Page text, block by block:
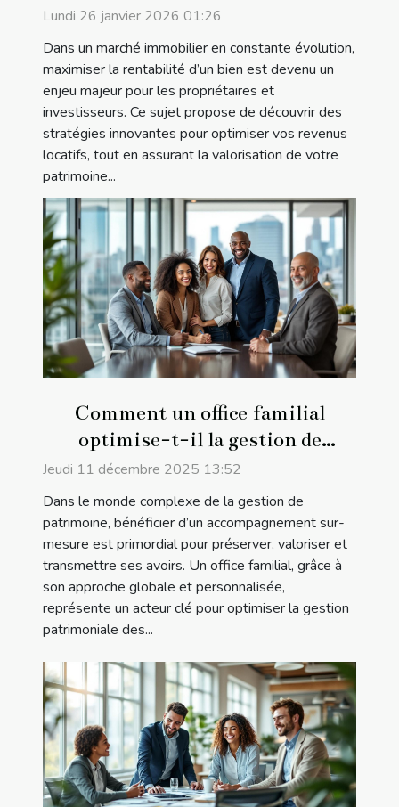
Lundi 26 janvier 2026 01:26
Dans un marché immobilier en constante évolution,
maximiser la rentabilité d’un bien est devenu un
enjeu majeur pour les propriétaires et
investisseurs. Ce sujet propose de découvrir des
stratégies innovantes pour optimiser vos revenus
locatifs, tout en assurant la valorisation de votre
patrimoine...
Comment un office familial
optimise-t-il la gestion de
patrimoine ?
Jeudi 11 décembre 2025 13:52
Dans le monde complexe de la gestion de
patrimoine, bénéficier d’un accompagnement sur-
mesure est primordial pour préserver, valoriser et
transmettre ses avoirs. Un office familial, grâce à
son approche globale et personnalisée,
représente un acteur clé pour optimiser la gestion
patrimoniale des...